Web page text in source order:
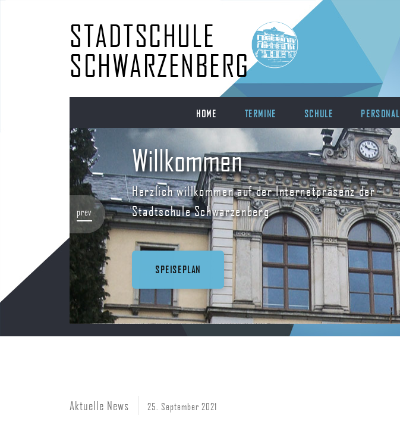
HOME TERMINE SCHULE PERSONAL
STADTSCHULE
SCHWARZENBERG
Aktuelle News 25. September 2021